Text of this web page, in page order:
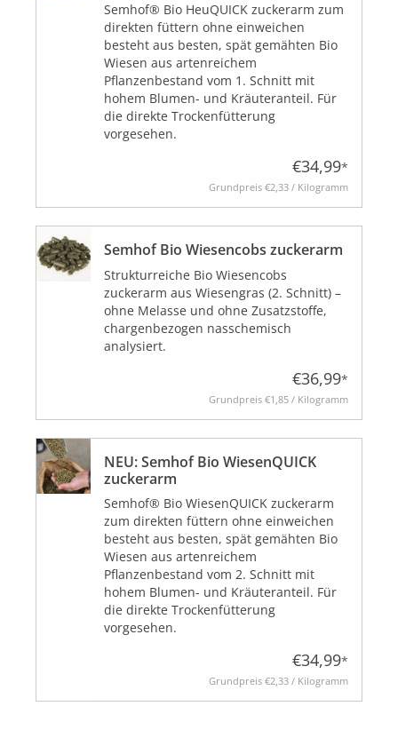
Semhof® Bio HeuQUICK zuckerarm zum
direkten füttern ohne einweichen
besteht aus besten, spät gemähten Bio
Wiesen aus artenreichem
Pflanzenbestand vom 1. Schnitt mit
hohem Blumen- und Kräuteranteil. Für
die direkte Trockenfütterung
vorgesehen.
€34,99*
Grundpreis €2,33 / Kilogramm
Semhof Bio Wiesencobs zuckerarm
Strukturreiche Bio Wiesencobs
zuckerarm aus Wiesengras (2. Schnitt) –
ohne Melasse und ohne Zusatzstoffe,
chargenbezogen nasschemisch
analysiert.
€36,99*
Grundpreis €1,85 / Kilogramm
NEU: Semhof Bio WiesenQUICK
zuckerarm
Semhof® Bio WiesenQUICK zuckerarm
zum direkten füttern ohne einweichen
besteht aus besten, spät gemähten Bio
Wiesen aus artenreichem
Pflanzenbestand vom 2. Schnitt mit
hohem Blumen- und Kräuteranteil. Für
die direkte Trockenfütterung
vorgesehen.
€34,99*
Grundpreis €2,33 / Kilogramm